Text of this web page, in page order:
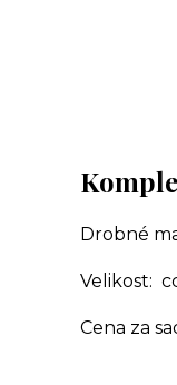
Drobné
Velikost:
Cena za